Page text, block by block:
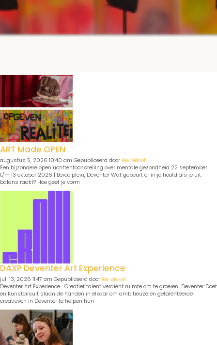
ART Made OPEN
augustus 5, 2026 10:40 am Gepubliceerd door lee pieket
Een bijzondere openluchttentoonstelling over mentale gezondheid 22 september
t/m 13 oktober 2026 | Boreelplein, Deventer Wat gebeurt er in je hoofd als je uit
balans raakt? Hoe geef je vorm
DAXP Deventer Art Experience
juli 13, 2026 11:47 am Gepubliceerd door lee pieket
Deventer Art Experience Creatief talent verdient ruimte om te groeien! Deventer Doet
en Kunstcircuit slaan de handen in elkaar om ambitieuze en getalenteerde
creatieven in Deventer te helpen hun